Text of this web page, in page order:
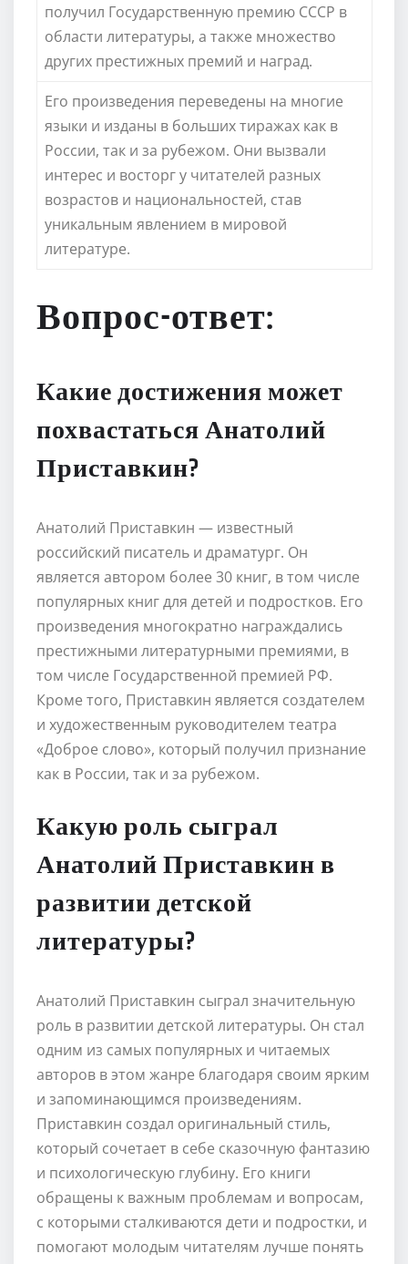
получил Государственную премию СССР в
области литературы, а также множество
других престижных премий и наград.
Его произведения переведены на многие
языки и изданы в больших тиражах как в
России, так и за рубежом. Они вызвали
интерес и восторг у читателей разных
возрастов и национальностей, став
уникальным явлением в мировой
литературе.
Вопрос-ответ:
Какие достижения может
похвастаться Анатолий
Приставкин?
Анатолий Приставкин — известный
российский писатель и драматург. Он
является автором более 30 книг, в том числе
популярных книг для детей и подростков. Его
произведения многократно награждались
престижными литературными премиями, в
том числе Государственной премией РФ.
Кроме того, Приставкин является создателем
и художественным руководителем театра
«Доброе слово», который получил признание
как в России, так и за рубежом.
Какую роль сыграл
Анатолий Приставкин в
развитии детской
литературы?
Анатолий Приставкин сыграл значительную
роль в развитии детской литературы. Он стал
одним из самых популярных и читаемых
авторов в этом жанре благодаря своим ярким
и запоминающимся произведениям.
Приставкин создал оригинальный стиль,
который сочетает в себе сказочную фантазию
и психологическую глубину. Его книги
обращены к важным проблемам и вопросам,
с которыми сталкиваются дети и подростки, и
помогают молодым читателям лучше понять